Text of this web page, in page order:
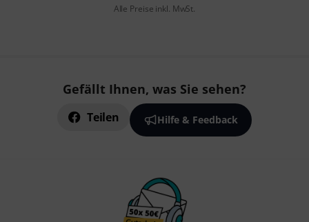
Alle Preise inkl. MwSt.
Gefällt Ihnen, was Sie sehen?
Teilen Hilfe & Feedback